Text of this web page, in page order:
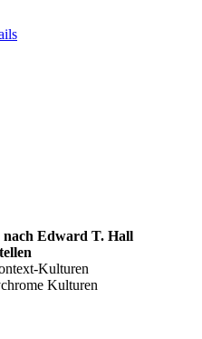
Edward T. Hall
Kulturen
Kulturen